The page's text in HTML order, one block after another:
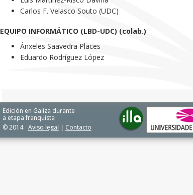
Carlos F. Velasco Souto (UDC)
EQUIPO INFORMÁTICO (LBD-UDC) (colab.)
Ánxeles Saavedra Places
Eduardo Rodríguez López
Edición en Galiza durante
a etapa franquista
© 2014
Aviso legal | Contacto